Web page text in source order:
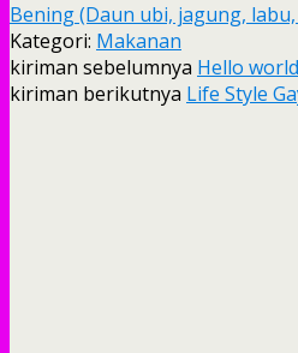
Bening (Daun ubi, jagung,
Kategori: Makanan
kiriman sebelumnya Hello
kiriman berikutnya Life Style